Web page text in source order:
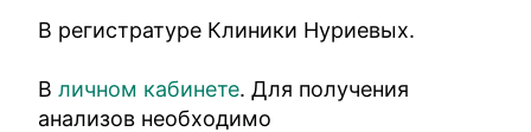
В регистратуре Клиники Нуриевых.
Вличном кабинете. Для получения
анализов необходимо